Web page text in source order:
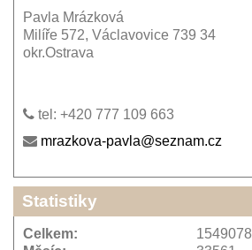
Pavla Mrázková
Milíře 572, Václavovice 739 34
okr.Ostrava
tel: +420 777 109 663
mrazkova-pavla@seznam.cz
Statistiky
Celkem:
1549078